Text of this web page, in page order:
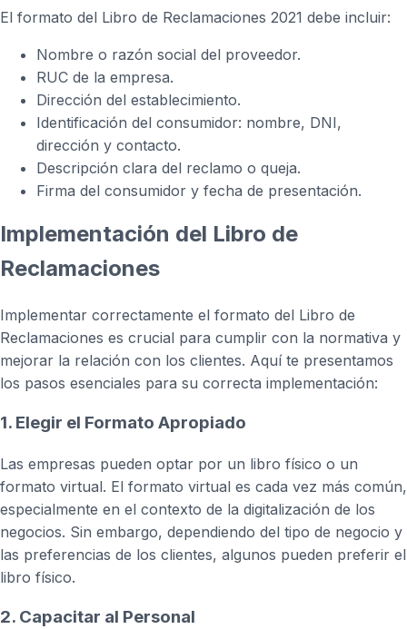
El formato del Libro de Reclamaciones 2021 debe incluir:
Nombre o razón social del proveedor.
RUC de la empresa.
Dirección del establecimiento.
Identificación del consumidor: nombre, DNI,
dirección y contacto.
Descripción clara del reclamo o queja.
Firma del consumidor y fecha de presentación.
Implementación del Libro de
Reclamaciones
Implementar correctamente el formato del Libro de
Reclamaciones es crucial para cumplir con la normativa y
mejorar la relación con los clientes. Aquí te presentamos
los pasos esenciales para su correcta implementación:
1. Elegir el Formato Apropiado
Las empresas pueden optar por un libro físico o un
formato virtual. El formato virtual es cada vez más común,
especialmente en el contexto de la digitalización de los
negocios. Sin embargo, dependiendo del tipo de negocio y
las preferencias de los clientes, algunos pueden preferir el
libro físico.
2. Capacitar al Personal